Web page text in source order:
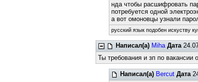
нда чтобы расшифровать
потребуется одной
а вот омоновцы узнали
русский язык подобен искуству
Написал(а) Miha Дата
Ты требования и зп по вакансии
Написал(а) Bercut Дата